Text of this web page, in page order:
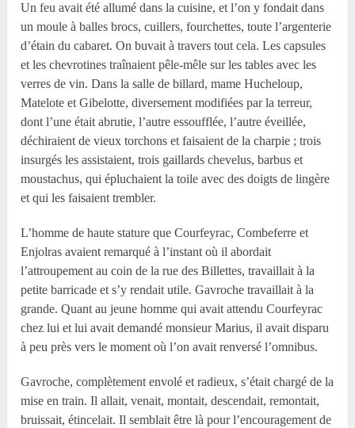
Un feu avait été allumé dans la cuisine, et l’on y fondait dans
un moule à balles brocs, cuillers, fourchettes, toute l’argenterie
d’étain du cabaret. On buvait à travers tout cela. Les capsules
et les chevrotines traînaient pêle-mêle sur les tables avec les
verres de vin. Dans la salle de billard, mame Hucheloup,
Matelote et Gibelotte, diversement modifiées par la terreur,
dont l’une était abrutie, l’autre essoufflée, l’autre éveillée,
déchiraient de vieux torchons et faisaient de la charpie ; trois
insurgés les assistaient, trois gaillards chevelus, barbus et
moustachus, qui épluchaient la toile avec des doigts de lingère
et qui les faisaient trembler.
L’homme de haute stature que Courfeyrac, Combeferre et
Enjolras avaient remarqué à l’instant où il abordait
l’attroupement au coin de la rue des Billettes, travaillait à la
petite barricade et s’y rendait utile. Gavroche travaillait à la
grande. Quant au jeune homme qui avait attendu Courfeyrac
chez lui et lui avait demandé monsieur Marius, il avait disparu
à peu près vers le moment où l’on avait renversé l’omnibus.
Gavroche, complètement envolé et radieux, s’était chargé de la
mise en train. Il allait, venait, montait, descendait, remontait,
bruissait, étincelait. Il semblait être là pour l’encouragement de